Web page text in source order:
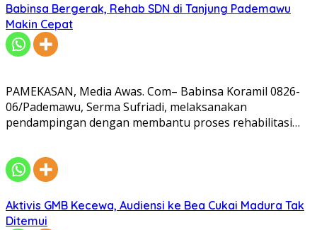
Babinsa Bergerak, Rehab SDN di Tanjung Pademawu
Makin Cepat
PAMEKASAN, Media Awas. Com– Babinsa Koramil 0826-
06/Pademawu, Serma Sufriadi, melaksanakan
pendampingan dengan membantu proses rehabilitasi…
Aktivis GMB Kecewa, Audiensi ke Bea Cukai Madura Tak
Ditemui